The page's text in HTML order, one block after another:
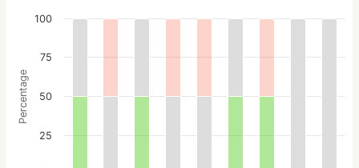
Percentage
25
50
75
100